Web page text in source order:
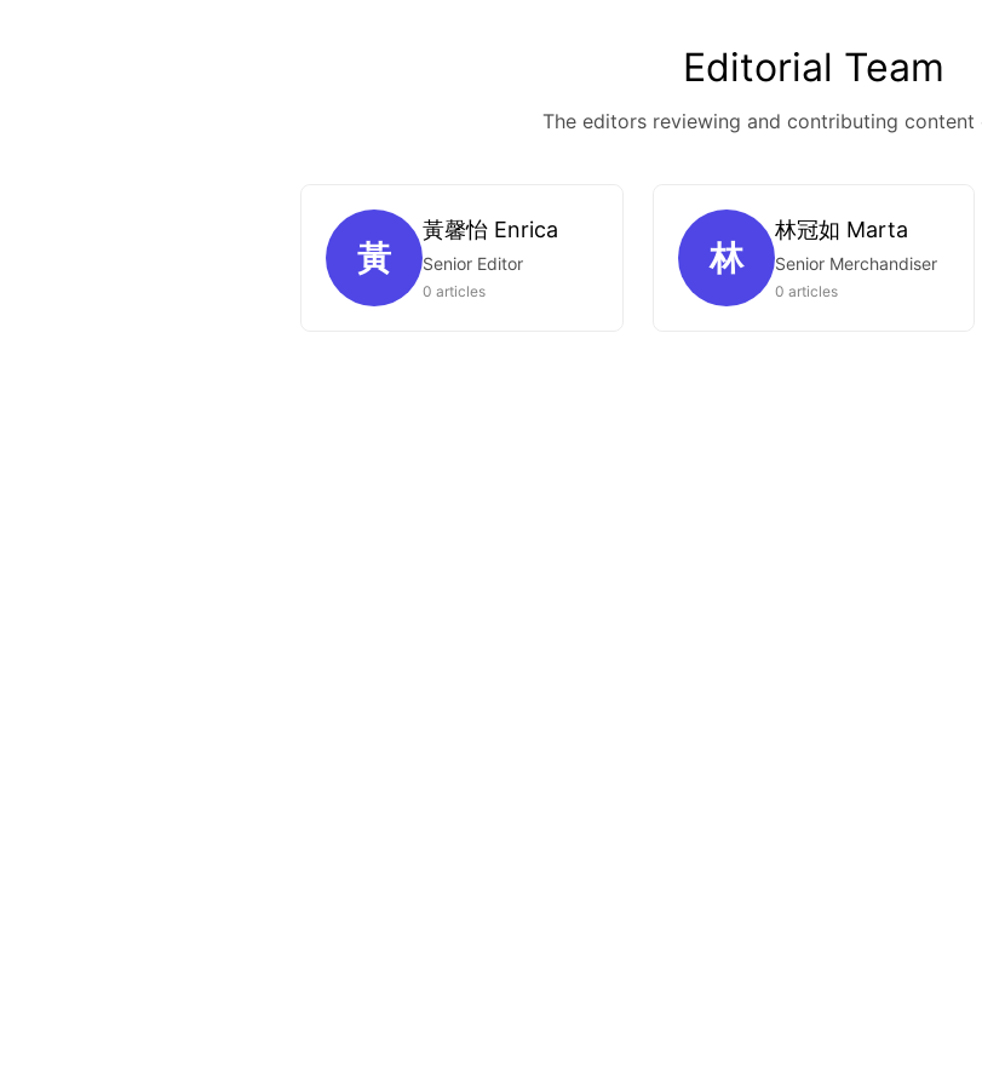
Editorial Team
The editors reviewing and contributing content
黃
黃馨怡 Enrica
Senior Editor
0 articles
林
林冠如 Marta
Senior Merchandiser
0 articles